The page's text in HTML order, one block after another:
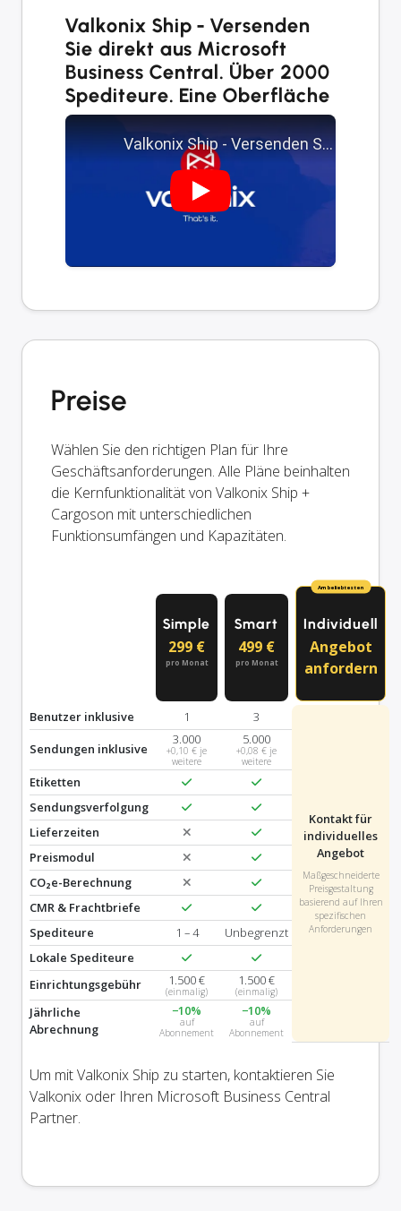
Valkonix Ship - Versenden
Sie direkt aus Microsoft
Business Central. Über 2000
Spediteure. Eine Oberfläche
Preise
Wählen Sie den richtigen Plan für Ihre
Geschäftsanforderungen. Alle Pläne beinhalten
die Kernfunktionalität von Valkonix Ship +
Cargoson mit unterschiedlichen
Funktionsumfängen und Kapazitäten.
Simple
299 €
pro Monat
Smart
499 €
pro Monat
Am beliebtesten
Individuell
Angebot
anfordern
Benutzer inklusive 1 3
Kontakt für
individuelles
Angebot
Maßgeschneiderte
Preisgestaltung
basierend auf Ihren
spezifischen
Anforderungen
Sendungen inklusive
3.000
+0,10 € je
weitere
5.000
+0,08 € je
weitere
Etiketten
Sendungsverfolgung
Lieferzeiten
Preismodul
CO₂e-Berechnung
CMR & Frachtbriefe
Spediteure
1 – 4
Unbegrenzt
Lokale Spediteure
Einrichtungsgebühr
1.500 €
(einmalig)
1.500 €
(einmalig)
Jährliche
Abrechnung
−10%
auf
Abonnement
−10%
auf
Abonnement
Um mit Valkonix Ship zu starten, kontaktieren Sie
Valkonix oder Ihren Microsoft Business Central
Partner.